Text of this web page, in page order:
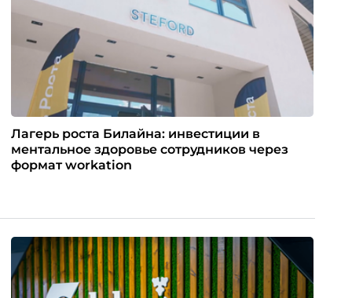
Лагерь роста Билайна: инвестиции в
ментальное здоровье сотрудников через
формат workation